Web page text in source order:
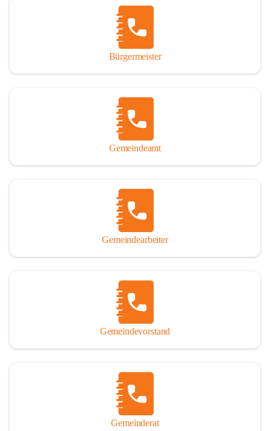
gedankt werden, die durch ihre Erinnerungen, Informationen und
durch das Überlassen von Fotos und Dokumenten zum Gesamtbild
dieses Buches wesentlich beigetragen haben.
Der Zeitdruck war enorm, um das Werk auch zeitgerecht für das
Jubiläumsjahr abschließen zu können. Daher mag um Nachsicht
Ausführlichkeit behandelt erscheinen, oder auch der eine oder
andere Fehler unterlief. Die Autoren haben nach ihren
individuellen Möglichkeiten mit bestem Wissen und Gewissen
Andreas Rohatsch wurde auf das System der Fußnoten verzichtet.
Wo eine genaue Quellenangabe sinnvoll und notwendig erschien,
sind die entsprechenden Quellenhinweise in den fließenden Text
eingearbeitet. Der leichteren Lesbarkeit halber ist auch von einer
streng gendergerechten Ausdrucksform Abstand genommen
So darf ich Sie zu einer interessanten, vergnüglichen und
manchmal auch nachdenklich machenden Zeitreise durch die
Jahrhunderte, ja Jahrtausende alte Geschichte von der Steinzeit
einladen.
Bürgermeister
Gemeindeamt
Gemeindearbeiter
Gemeindevorstand
Gemeinderat